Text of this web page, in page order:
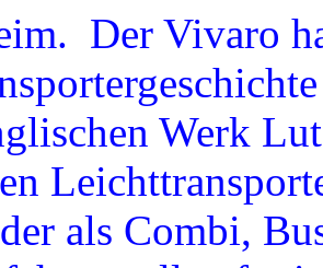
Der Vivaro
Werk
als Combi,